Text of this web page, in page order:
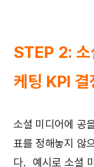
STEP 2: 소
케팅 KPI 결
소셜 미디어에 공
표를 정해놓지 않
다. 예시로 소셜